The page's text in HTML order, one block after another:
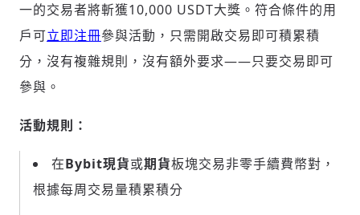
一的交易者將斬獲10,000 USDT大獎。符合條件的用
戶可立即注冊參與活動，只需開啟交易即可積累積
分，沒有複雜規則，沒有額外要求——只要交易即可
參與。
活動規則：
在Bybit現貨或期貨板塊交易非零手續費幣對，
根據每周交易量積累積分